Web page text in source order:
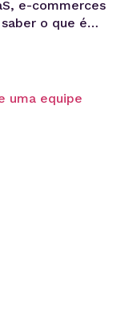
e-commerces
o que é
a riscos
crítica de
risco. Em